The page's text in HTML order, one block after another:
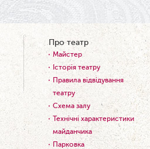
Про театр
Майстер
Історія театру
Правила відвідування
театру
Схема залу
Технічні характеристики
майданчика
Парковка